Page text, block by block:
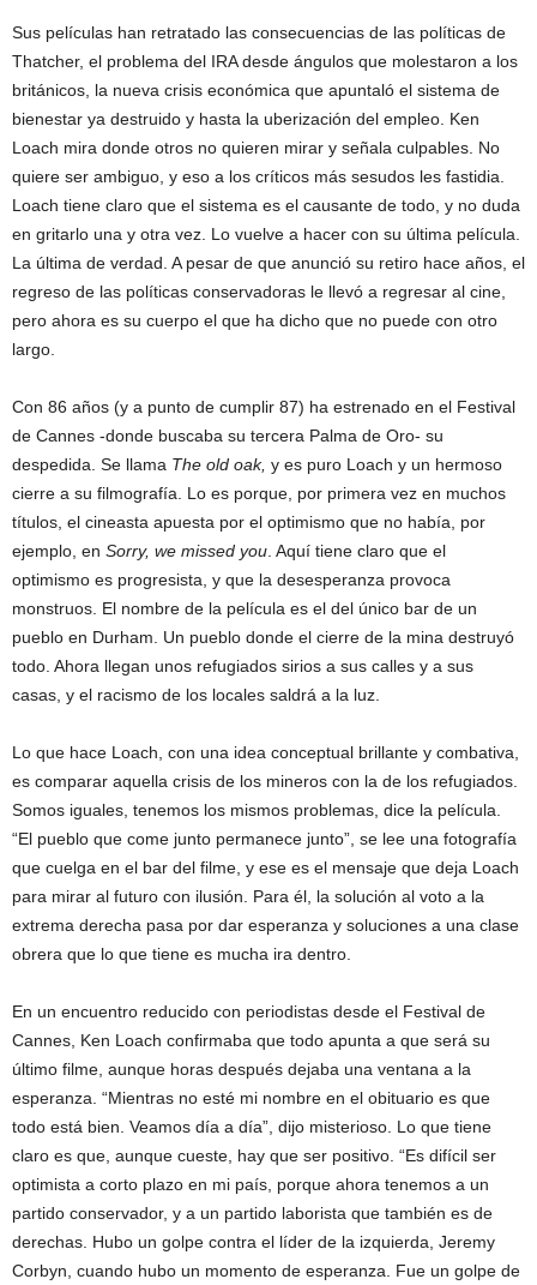
Sus películas han retratado las consecuencias de las políticas de
Thatcher, el problema del IRA desde ángulos que molestaron a los
británicos, la nueva crisis económica que apuntaló el sistema de
bienestar ya destruido y hasta la uberización del empleo. Ken
Loach mira donde otros no quieren mirar y señala culpables. No
quiere ser ambiguo, y eso a los críticos más sesudos les fastidia.
Loach tiene claro que el sistema es el causante de todo, y no duda
en gritarlo una y otra vez. Lo vuelve a hacer con su última película.
La última de verdad. A pesar de que anunció su retiro hace años, el
regreso de las políticas conservadoras le llevó a regresar al cine,
pero ahora es su cuerpo el que ha dicho que no puede con otro
largo.
Con 86 años (y a punto de cumplir 87) ha estrenado en el Festival
de Cannes -donde buscaba su tercera Palma de Oro- su
despedida. Se llama The old oak, y es puro Loach y un hermoso
cierre a su filmografía. Lo es porque, por primera vez en muchos
títulos, el cineasta apuesta por el optimismo que no había, por
ejemplo, en Sorry, we missed you . Aquí tiene claro que el
optimismo es progresista, y que la desesperanza provoca
monstruos. El nombre de la película es el del único bar de un
pueblo en Durham. Un pueblo donde el cierre de la mina destruyó
todo. Ahora llegan unos refugiados sirios a sus calles y a sus
casas, y el racismo de los locales saldrá a la luz.
Lo que hace Loach, con una idea conceptual brillante y combativa,
es comparar aquella crisis de los mineros con la de los refugiados.
Somos iguales, tenemos los mismos problemas, dice la película.
“El pueblo que come junto permanece junto”, se lee una fotografía
que cuelga en el bar del filme, y ese es el mensaje que deja Loach
para mirar al futuro con ilusión. Para él, la solución al voto a la
extrema derecha pasa por dar esperanza y soluciones a una clase
obrera que lo que tiene es mucha ira dentro.
En un encuentro reducido con periodistas desde el Festival de
Cannes, Ken Loach confirmaba que todo apunta a que será su
último filme, aunque horas después dejaba una ventana a la
esperanza. “Mientras no esté mi nombre en el obituario es que
todo está bien. Veamos día a día”, dijo misterioso. Lo que tiene
claro es que, aunque cueste, hay que ser positivo. “Es difícil ser
optimista a corto plazo en mi país, porque ahora tenemos a un
partido conservador, y a un partido laborista que también es de
derechas. Hubo un golpe contra el líder de la izquierda, Jeremy
Corbyn, cuando hubo un momento de esperanza. Fue un golpe de